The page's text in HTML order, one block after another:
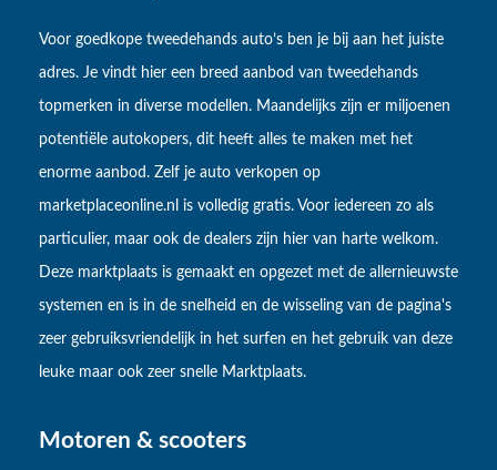
Voor goedkope tweedehands auto’s ben je bij aan het juiste
adres. Je vindt hier een breed aanbod van tweedehands
topmerken in diverse modellen. Maandelijks zijn er miljoenen
potentiële autokopers, dit heeft alles te maken met het
enorme aanbod. Zelf je auto verkopen op
marketplaceonline.nl is volledig gratis. Voor iedereen zo als
particulier, maar ook de dealers zijn hier van harte welkom.
Deze marktplaats is gemaakt en opgezet met de allernieuwste
systemen en is in de snelheid en de wisseling van de pagina's
zeer gebruiksvriendelijk in het surfen en het gebruik van deze
leuke maar ook zeer snelle Marktplaats.
Motoren & scooters